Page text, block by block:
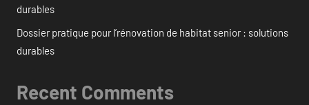
durables
Dossier pratique pour l’rénovation de habitat senior : solutions
durables
Recent Comments